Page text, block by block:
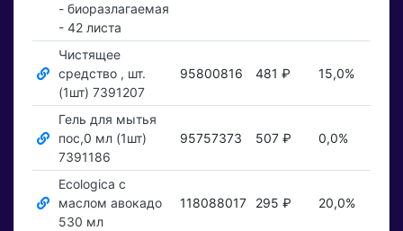
- биоразлагаемая
- 42 листа
Чистящее
средство , шт.
(1шт) 7391207
95800816 481 ₽ 15,0%
Гель для мытья
пос,0 мл (1шт)
7391186
95757373 507 ₽ 0,0%
Ecologica с
маслом авокадо
530 мл
118088017 295 ₽ 20,0%